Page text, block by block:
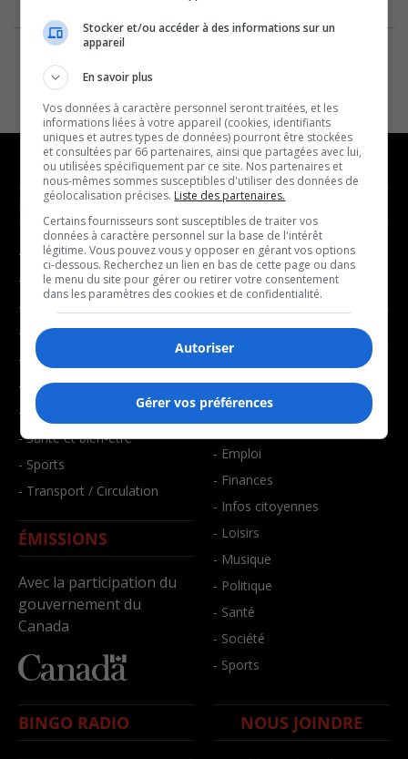
NOUVELLES
- Affaires municipales
- Communauté / Social
- Culture
- Économie
- Éducation
- Environnement
- Faits divers
- Santé et bien-être
- Sports
- Transport / Circulation
ÉMISSIONS
Avec la participation du
gouvernement du
Canada
MUSIQUE
- Décompte franco
- Joué récemment
BALADOS
- Art de vivre
- Bien-être
- Emploi
- Finances
- Infos citoyennes
- Loisirs
- Musique
- Politique
- Santé
- Société
- Sports
BINGO RADIO NOUS JOINDRE
Stocker et/ou accéder à des informations sur un
appareil
En savoir plus
Vos données à caractère personnel seront traitées, et les
informations liées à votre appareil (cookies, identifiants
uniques et autres types de données) pourront être stockées
et consultées par 66 partenaires, ainsi que partagées avec lui,
ou utilisées spécifiquement par ce site. Nos partenaires et
nous-mêmes sommes susceptibles d'utiliser des données de
géolocalisation précises. Liste des partenaires.
Certains fournisseurs sont susceptibles de traiter vos
données à caractère personnel sur la base de l'intérêt
légitime. Vous pouvez vous y opposer en gérant vos options
ci-dessous. Recherchez un lien en bas de cette page ou dans
le menu du site pour gérer ou retirer votre consentement
dans les paramètres des cookies et de confidentialité.
Autoriser
Gérer vos préférences